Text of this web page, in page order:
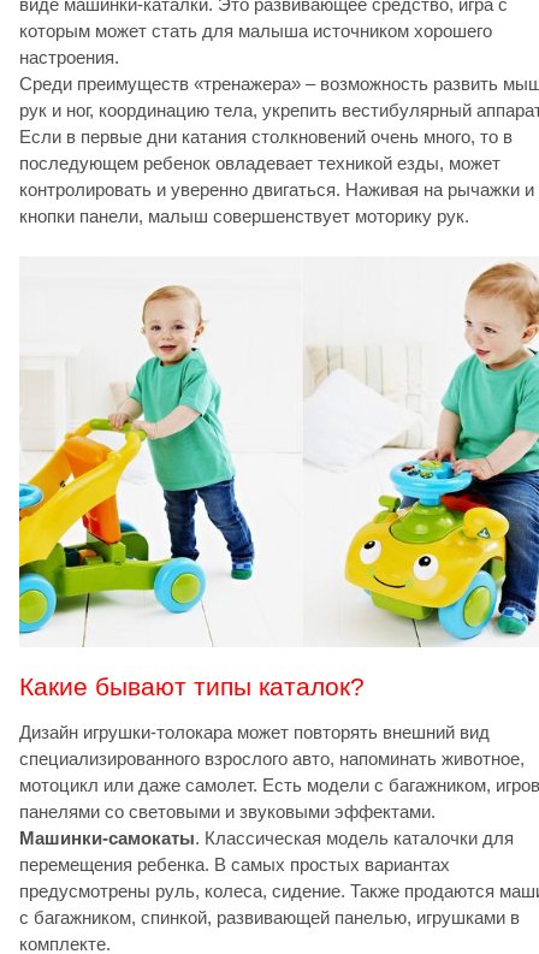
виде машинки-каталки. Это развивающее средство, игра с
которым может стать для малыша источником хорошего
настроения.
Среди преимуществ «тренажера» – возможность развить
рук и ног, координацию тела, укрепить вестибулярный
Если в первые дни катания столкновений очень много, то в
последующем ребенок овладевает техникой езды, может
контролировать и уверенно двигаться. Наживая на рычажки и
кнопки панели, малыш совершенствует моторику рук.
Какие бывают типы каталок?
Дизайн игрушки-толокара может повторять внешний вид
специализированного взрослого авто, напоминать животное,
мотоцикл или даже самолет. Есть модели с багажником,
панелями со световыми и звуковыми эффектами.
Машинки-самокаты. Классическая модель каталочки для
перемещения ребенка. В самых простых вариантах
предусмотрены руль, колеса, сидение. Также продаются
с багажником, спинкой, развивающей панелью, игрушками в
комплекте.